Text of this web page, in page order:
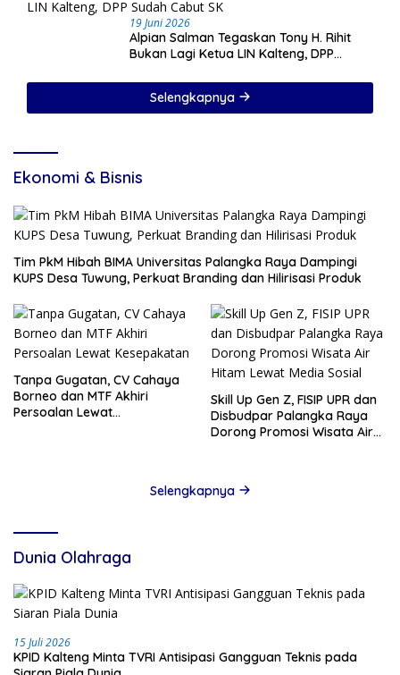
19 Juni 2026
Alpian Salman Tegaskan Tony H. Rihit
Bukan Lagi Ketua LIN Kalteng, DPP
Selengkapnya
Ekonomi & Bisnis
Tim PkM Hibah BIMA Universitas Palangka Raya Dampingi
KUPS Desa Tuwung, Perkuat Branding dan Hilirisasi Produk
Tanpa Gugatan, CV Cahaya
Borneo dan MTF Akhiri
Persoalan Lewat
Skill Up Gen Z, FISIP UPR dan
Disbudpar Palangka Raya
Dorong Promosi Wisata Air
Selengkapnya
Dunia Olahraga
15 Juli 2026
KPID Kalteng Minta TVRI Antisipasi Gangguan Teknis pada